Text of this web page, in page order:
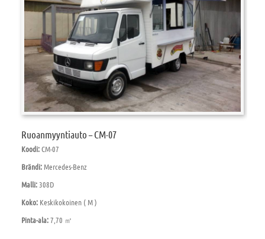
Ruoanmyyntiauto – CM-07
Koodi:CM-07
Brändi: Mercedes-Benz
Malli:308D
Koko: Keskikokoinen ( M )
Pinta-ala:7,70 ㎡